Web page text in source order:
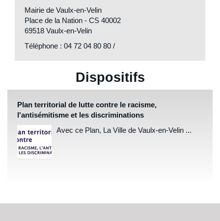
en-
Mairie de Vaulx-en-Velin
Place de la Nation - CS 40002
69518 Vaulx-en-Velin
Téléphone : 04 72 04 80 80 /
Dispositifs
Plan territorial de lutte contre le racisme,
l'antisémitisme et les discriminations
Avec ce Plan, La Ville de Vaulx-en-Velin ...